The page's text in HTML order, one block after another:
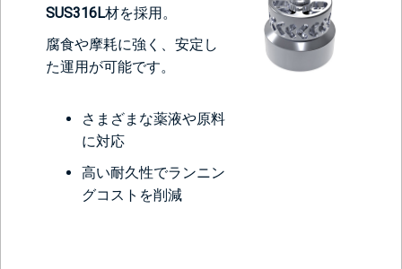
SUS316L材を採用。
腐食や摩耗に強く、安定し
た運用が可能です。
さまざまな薬液や原料
に対応
高い耐久性でランニン
グコストを削減